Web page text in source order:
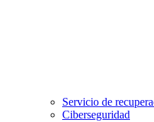
Servicio de
Ciberseguridad